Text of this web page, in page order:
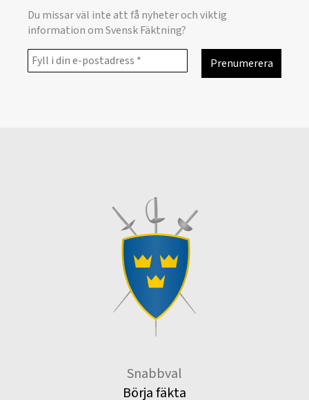
Du missar väl inte att få nyheter och viktig
information om Svensk Fäktning?
Snabbval
Börja fäkta